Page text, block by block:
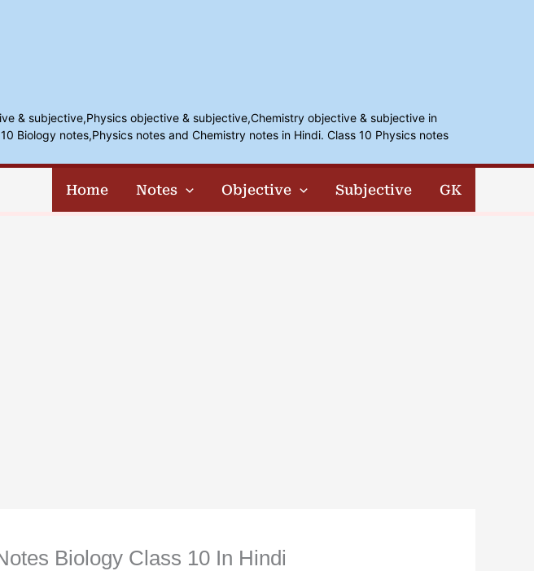
& subjective,Physics objective & subjective,Chemistry objective & subjective in
Biology notes,Physics notes and Chemistry notes in Hindi. Class 10 Physics notes
Home Notes Objective Subjective GK
Notes Biology Class 10 In Hindi